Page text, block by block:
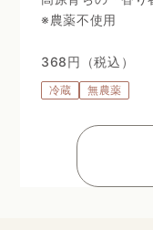
※農薬不使用
368円（税込）
冷蔵 無農薬